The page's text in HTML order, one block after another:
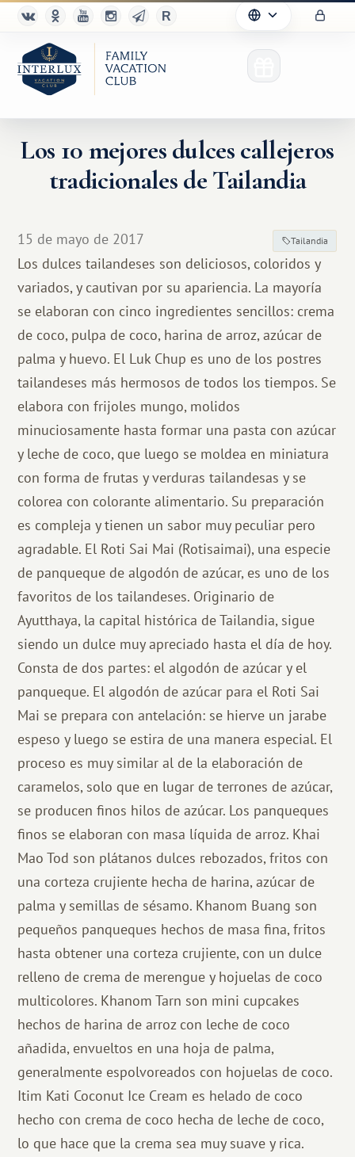
Los 10 mejores dulces callejeros
tradicionales de Tailandia
15 de mayo de 2017 Tailandia
Los dulces tailandeses son deliciosos, coloridos y
variados, y cautivan por su apariencia. La mayoría
se elaboran con cinco ingredientes sencillos: crema
de coco, pulpa de coco, harina de arroz, azúcar de
palma y huevo. El Luk Chup es uno de los postres
tailandeses más hermosos de todos los tiempos. Se
elabora con frijoles mungo, molidos
minuciosamente hasta formar una pasta con azúcar
y leche de coco, que luego se moldea en miniatura
con forma de frutas y verduras tailandesas y se
colorea con colorante alimentario. Su preparación
es compleja y tienen un sabor muy peculiar pero
agradable. El Roti Sai Mai (Rotisaimai), una especie
de panqueque de algodón de azúcar, es uno de los
favoritos de los tailandeses. Originario de
Ayutthaya, la capital histórica de Tailandia, sigue
siendo un dulce muy apreciado hasta el día de hoy.
Consta de dos partes: el algodón de azúcar y el
panqueque. El algodón de azúcar para el Roti Sai
Mai se prepara con antelación: se hierve un jarabe
espeso y luego se estira de una manera especial. El
proceso es muy similar al de la elaboración de
caramelos, solo que en lugar de terrones de azúcar,
se producen finos hilos de azúcar. Los panqueques
finos se elaboran con masa líquida de arroz. Khai
Mao Tod son plátanos dulces rebozados, fritos con
una corteza crujiente hecha de harina, azúcar de
palma y semillas de sésamo. Khanom Buang son
pequeños panqueques hechos de masa fina, fritos
hasta obtener una corteza crujiente, con un dulce
relleno de crema de merengue y hojuelas de coco
multicolores. Khanom Tarn son mini cupcakes
hechos de harina de arroz con leche de coco
añadida, envueltos en una hoja de palma,
generalmente espolvoreados con hojuelas de coco.
Itim Kati Coconut Ice Cream es helado de coco
hecho con crema de coco hecha de leche de coco,
lo que hace que la crema sea muy suave y rica.